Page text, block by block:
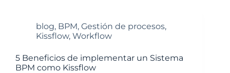
blog, BPM, Gestión de procesos,
Kissflow, Workflow
5 Beneficios de implementar un Sistema
BPM como Kissflow